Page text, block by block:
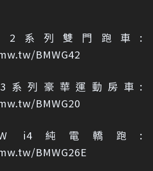
2系列雙門跑車:
BMWG42
3系列豪華運動房車:
BMWG20
i4純電轎跑:
BMWG26E